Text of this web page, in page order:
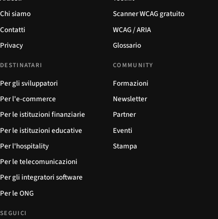
Chi siamo
Contatti
Privacy
Scanner WCAG gratuito
WCAG / ARIA
Glossario
DESTINATARI
Per gli sviluppatori
Per l'e-commerce
Per le istituzioni finanziarie
Per le istituzioni educative
Per l'hospitality
Per le telecomunicazioni
Per gli integratori software
Per le ONG
COMMUNITY
Formazioni
Newsletter
Partner
Eventi
Stampa
SEGUICI